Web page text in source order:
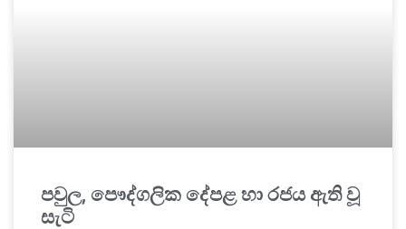
පවුල, පෞද්ගලික දේපළ හා රජය ඇති වූ
සැටි